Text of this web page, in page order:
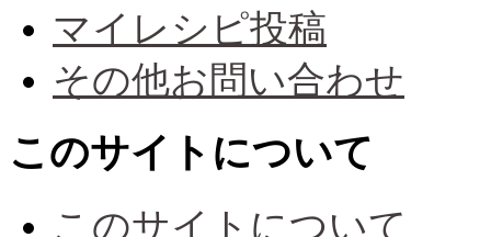
マイレシピ投稿
その他お問い合わせ
このサイトについて
このサイトについて